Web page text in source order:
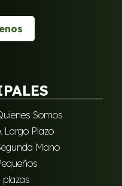
Somos
Largo Plazo
Mano
plazas